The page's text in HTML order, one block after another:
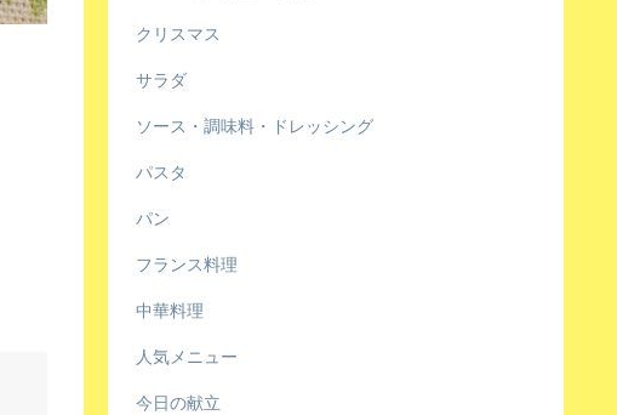
クリスマス
サラダ
ソース・調味料・ドレッシング
パスタ
パン
フランス料理
中華料理
人気メニュー
今日の献立